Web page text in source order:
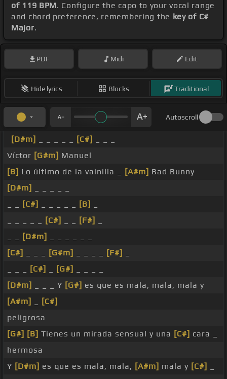
of 119 BPM. Configure the capo to your vocal range
and chord preference, remembering the key of C#
Major.
PDF Midi Edit
Hide lyrics Blocks Traditional
Autoscroll
[D#m] [C#]
Víctor [G#m] Manuel
[B] Lo último de la vainilla _ [A#m] Bad Bunny
[D#m]
[C#] [B]
[C#] [F#]
[D#m]
[C#]
[G#m] [F#]
[C#] [G#]
[D#m]
_ _ _ Y [G#] es que es mala, mala, mala y
[A#m]
[C#]
peligrosa
[G#] [B] Tienes un mirada sensual y una [C#] cara _
hermosa
Y [D#m] es que es mala, mala, [A#m] mala y [C#]